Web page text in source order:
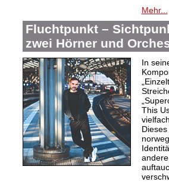
Mehr...
Fluchtpunkt –
zwei Hörner und
In
This